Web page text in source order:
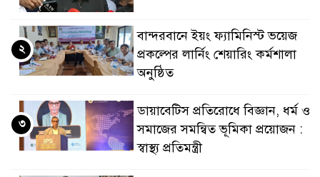
বান্দরবানে ইয়ং ফ্যামিনিস্ট ভয়েজ
প্রকল্পের লার্নিং শেয়ারিং কর্মশালা
অনুষ্ঠিত
২
ডায়াবেটিস প্রতিরোধে বিজ্ঞান, ধর্ম ও
সমাজের সমন্বিত ভূমিকা প্রয়োজন :
স্বাস্থ্য প্রতিমন্ত্রী
৩